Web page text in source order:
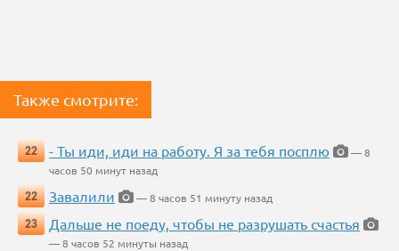
Также смотрите:
22 - Ты иди, иди на работу. Я за тебя посплю
— 8
часов 50 минут назад
22
Завалили
— 8 часов 51 минуту назад
23
Дальше не поеду, чтобы не разрушать счастья
— 8 часов 52 минуты назад